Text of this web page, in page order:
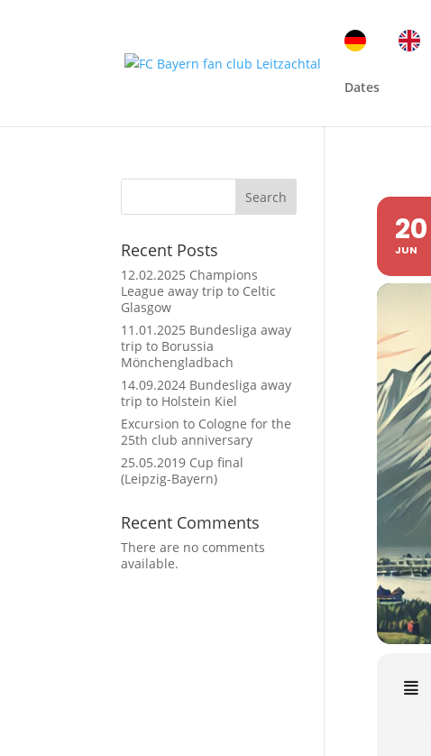
Dates
20
JUN
Search
Recent Posts
12.02.2025 Champions
League away trip to Celtic
Glasgow
11.01.2025 Bundesliga away
trip to Borussia
Mönchengladbach
14.09.2024 Bundesliga away
trip to Holstein Kiel
Excursion to Cologne for the
25th club anniversary
25.05.2019 Cup final
(Leipzig-Bayern)
Recent Comments
There are no comments
available.